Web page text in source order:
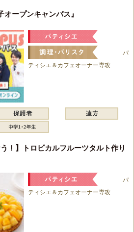
ープンキャンパス』
パ
ティシエ＆カフェオーナー専攻
！】トロピカルフルーツタルト作り
パ
ティシエ＆カフェオーナー専攻